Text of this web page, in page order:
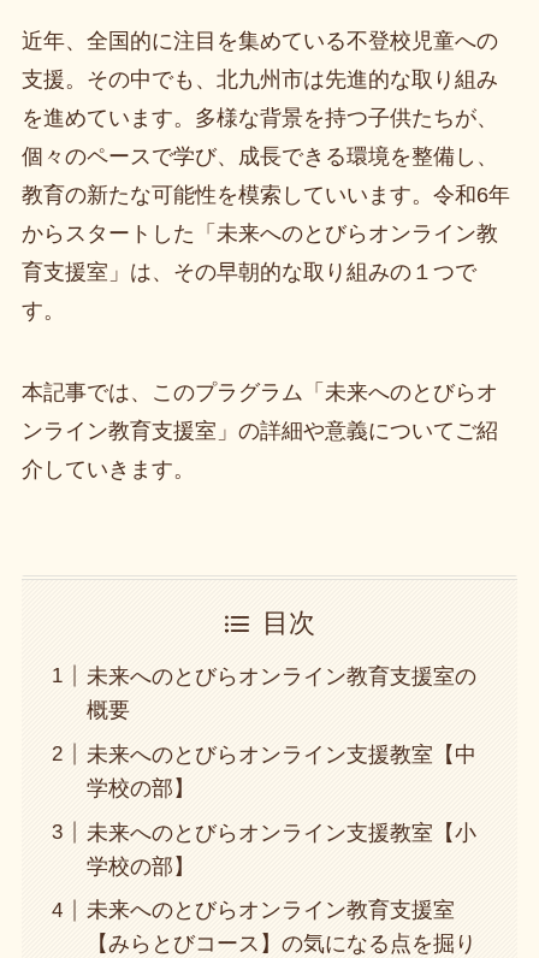
近年、全国的に注目を集めている不登校児童への
支援。その中でも、北九州市は先進的な取り組み
を進めています。多様な背景を持つ子供たちが、
個々のペースで学び、成長できる環境を整備し、
教育の新たな可能性を模索していいます。令和6年
からスタートした「未来へのとびらオンライン教
育支援室」は、その早朝的な取り組みの１つで
す。
本記事では、このプラグラム「未来へのとびらオ
ンライン教育支援室」の詳細や意義についてご紹
介していきます。
目次
未来へのとびらオンライン教育支援室の
概要
未来へのとびらオンライン支援教室【中
学校の部】
未来へのとびらオンライン支援教室【小
学校の部】
未来へのとびらオンライン教育支援室
【みらとびコース】の気になる点を掘り